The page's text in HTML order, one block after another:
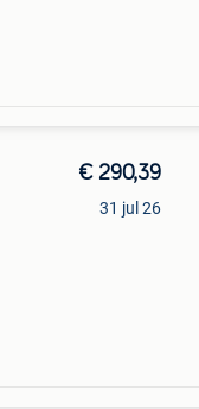
€ 290,39
31 jul 26